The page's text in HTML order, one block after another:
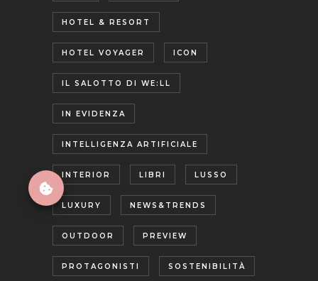
HOTEL & RESORT
HOTEL VOYAGER ICON
IL SALOTTO DI WE:LL
IN EVIDENZA
INTELLIGENZA ARTIFICIALE
INTERIOR LIBRI LUSSO
LUXURY NEWS&TRENDS
OUTDOOR PREVIEW
PROTAGONISTI SOSTENIBILITÀ